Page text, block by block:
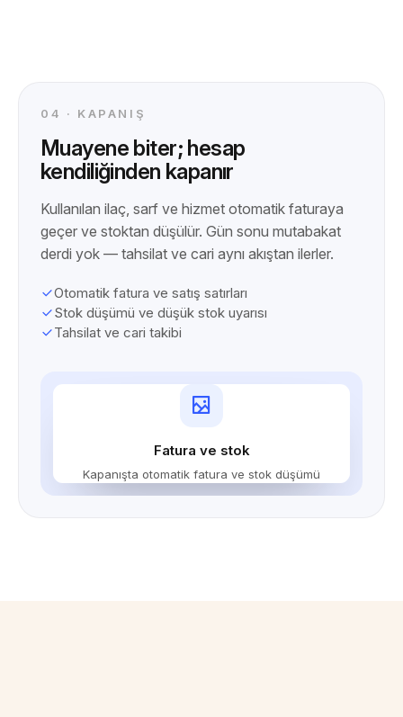
04 · KAPANIŞ
Muayene biter; hesap
kendiliğinden kapanır
Kullanılan ilaç, sarf ve hizmet otomatik faturaya
geçer ve stoktan düşülür. Gün sonu mutabakat
derdi yok — tahsilat ve cari aynı akıştan ilerler.
Otomatik fatura ve satış satırları
Stok düşümü ve düşük stok uyarısı
Tahsilat ve cari takibi
Fatura ve stok
Kapanışta otomatik fatura ve stok düşümü